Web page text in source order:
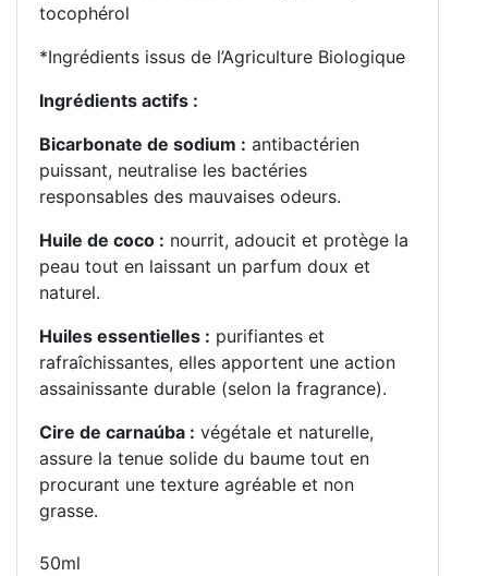
tocophérol
*Ingrédients issus de l’Agriculture Biologique
Ingrédients actifs :
Bicarbonate de sodium : antibactérien
puissant, neutralise les bactéries
responsables des mauvaises odeurs.
Huile de coco : nourrit, adoucit et protège la
peau tout en laissant un parfum doux et
naturel.
Huiles essentielles : purifiantes et
rafraîchissantes, elles apportent une action
assainissante durable (selon la fragrance).
Cire de carnaúba : végétale et naturelle,
assure la tenue solide du baume tout en
procurant une texture agréable et non
grasse.
50ml